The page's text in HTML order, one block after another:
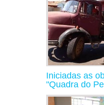
Iniciadas as
"Quadra do